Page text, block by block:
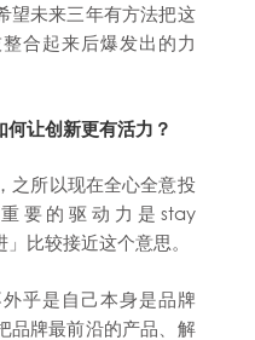
望未来三年有方法把这
合起来后爆发出的力
让创新更有活力？
之所以现在全心全意投
要的驱动力是stay
比较接近这个意思。
乎是自己本身是品牌
品牌最前沿的产品、解